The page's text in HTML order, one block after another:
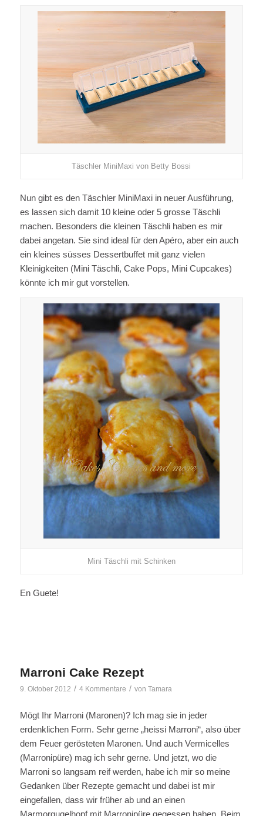
Täschler MiniMaxi von Betty Bossi
Nun gibt es den Täschler MiniMaxi in neuer Ausführung,
es lassen sich damit 10 kleine oder 5 grosse Täschli
machen. Besonders die kleinen Täschli haben es mir
dabei angetan. Sie sind ideal für den Apéro, aber ein auch
ein kleines süsses Dessertbuffet mit ganz vielen
Kleinigkeiten (Mini Täschli, Cake Pops, Mini Cupcakes)
könnte ich mir gut vorstellen.
Mini Täschli mit Schinken
En Guete!
Marroni Cake Rezept
9. Oktober 2012 / 4 Kommentare / von Tamara
Mögt Ihr Marroni (Maronen)? Ich mag sie in jeder
erdenklichen Form. Sehr gerne „heissi Marroni“, also über
dem Feuer gerösteten Maronen. Und auch Vermicelles
(Marronipüre) mag ich sehr gerne. Und jetzt, wo die
Marroni so langsam reif werden, habe ich mir so meine
Gedanken über Rezepte gemacht und dabei ist mir
eingefallen, dass wir früher ab und an einen
Marmorgugelhopf mit Marronipüre gegessen haben. Beim